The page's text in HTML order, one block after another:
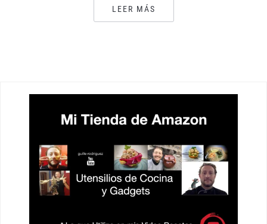
LEER MÁS